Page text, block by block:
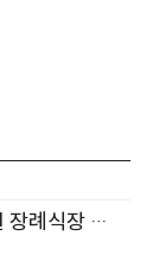
례식장 장